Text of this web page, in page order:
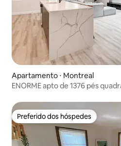
Apartamento ⋅ Montreal
ENORME apto de 1376 pés
Preferido dos hóspedes
Preferido dos hóspedes